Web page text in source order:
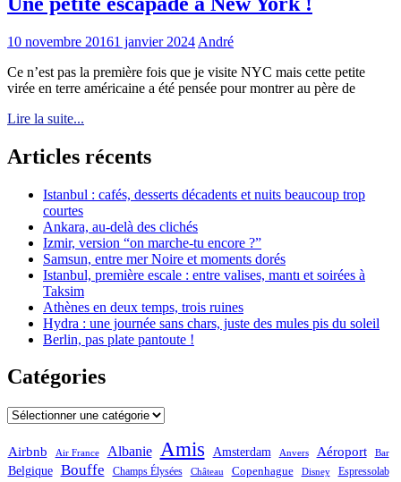
10 novembre 20161 janvier 2024 André
Ce n’est pas la première fois que je visite NYC mais cette petite
virée en terre américaine a été pensée pour montrer au père de
Lire la suite...
Articles récents
Istanbul : cafés, desserts décadents et nuits beaucoup trop
courtes
Ankara, au-delà des clichés
Izmir, version “on marche-tu encore ?”
Samsun, entre mer Noire et moments dorés
Istanbul, première escale : entre valises, mantı et soirées à
Taksim
Athènes en deux temps, trois ruines
Hydra : une journée sans chars, juste des mules pis du soleil
Berlin, pas plate pantoute !
Catégories
Catégories
Airbnb Air France Albanie Amis Amsterdam Anvers Aéroport Bar
Belgique Bouffe Champs Élysées Château Copenhague Disney Espressolab